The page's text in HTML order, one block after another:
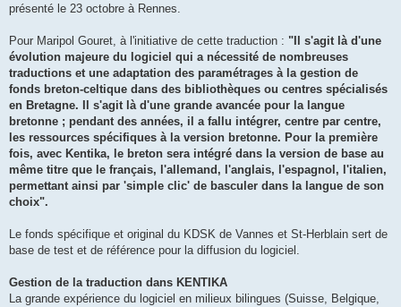
présenté le 23 octobre à Rennes.
Pour Maripol Gouret, à l'initiative de cette traduction : "Il s'agit là d'une
évolution majeure du logiciel qui a nécessité de nombreuses
traductions et une adaptation des paramétrages à la gestion de
fonds breton-celtique dans des bibliothèques ou centres spécialisés
en Bretagne. Il s'agit là d'une grande avancée pour la langue
bretonne ; pendant des années, il a fallu intégrer, centre par centre,
les ressources spécifiques à la version bretonne. Pour la première
fois, avec Kentika, le breton sera intégré dans la version de base au
même titre que le français, l'allemand, l'anglais, l'espagnol, l'italien,
permettant ainsi par 'simple clic' de basculer dans la langue de son
choix".
Le fonds spécifique et original du KDSK de Vannes et St-Herblain sert de
base de test et de référence pour la diffusion du logiciel.
Gestion de la traduction dans KENTIKA
La grande expérience du logiciel en milieux bilingues (Suisse, Belgique,